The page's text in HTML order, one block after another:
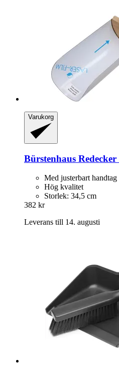
Varukorg
Bürstenhaus Redecker
Med justerbart handtag
Hög kvalitet
Storlek: 34,5 cm
382 kr
Leverans till 14. augusti